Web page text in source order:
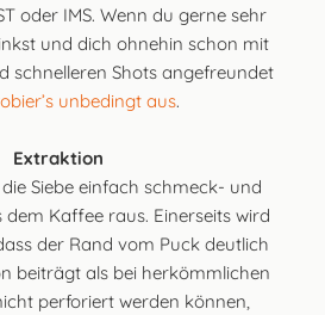
oder IMS. Wenn du gerne sehr
und dich ohnehin schon mit
schnelleren Shots angefreundet
unbedingt aus.
Extraktion
Siebe einfach schmeck- und
Kaffee raus. Einerseits wird
der Rand vom Puck deutlich
beiträgt als bei herkömmlichen
perforiert werden können,